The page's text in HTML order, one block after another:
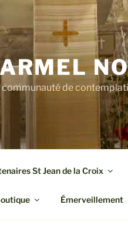
communauté de
St Jean de la Croix
Émerveillement